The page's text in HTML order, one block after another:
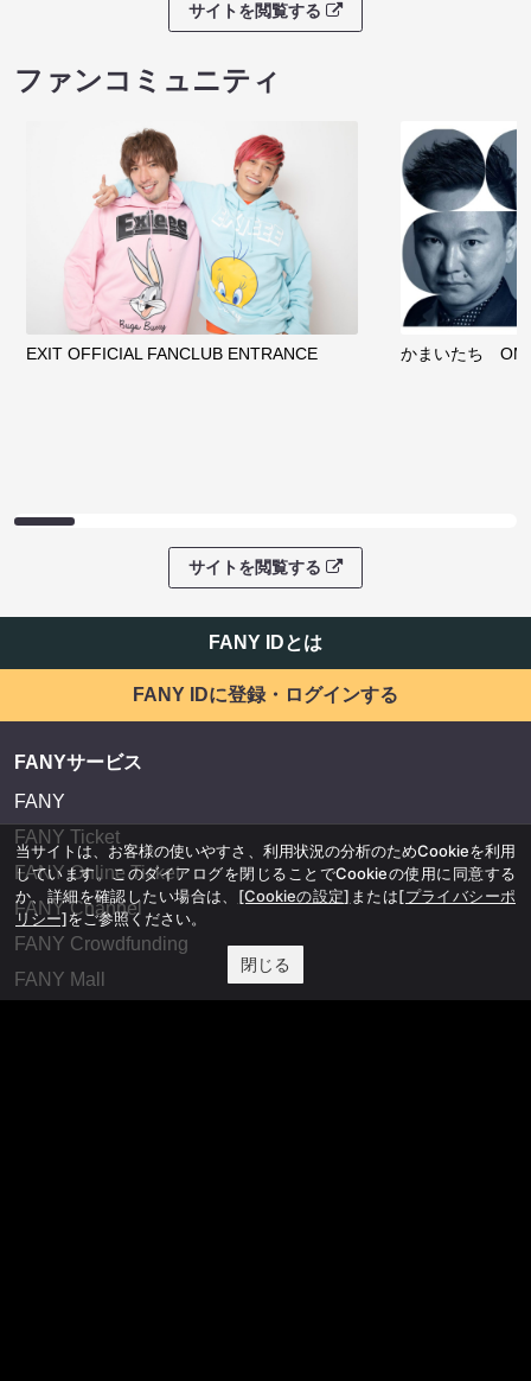
サイトを閲覧する
ファンコミュニティ
EXIT OFFICIAL FANCLUB ENTRANCE かまいたち
サイトを閲覧する
FANY IDとは
FANY IDに登録・ログインする
FANYサービス
FANY
FANY Ticket
FANY Online Ticket
FANY Channel
FANY Crowdfunding
FANY Mall
当サイトは、お客様の使いやすさ、利用状況の分析のためCookieを利用
しています。このダイアログを閉じることでCookieの使用に同意する
か、詳細を確認したい場合は、 [Cookieの設定] または[プライバシーポ
リシー]をご参照ください。
閉じる